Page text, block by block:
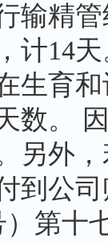
输精
计14
生育
数。
另外
到公
）第十